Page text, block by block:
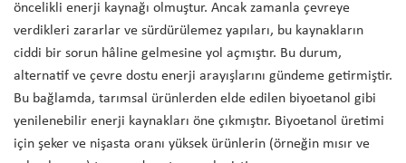
öncelikli enerji kaynağı olmuştur. Ancak zamanla çevreye
verdikleri zararlar ve sürdürülemez yapıları, bu kaynakların
ciddi bir sorun hâline gelmesine yol açmıştır. Bu durum,
alternatif ve çevre dostu enerji arayışlarını gündeme getirmiştir.
Bu bağlamda, tarımsal ürünlerden elde edilen biyoetanol gibi
yenilenebilir enerji kaynakları öne çıkmıştır. Biyoetanol üretimi
için şeker ve nişasta oranı yüksek ürünlerin (örneğin mısır ve